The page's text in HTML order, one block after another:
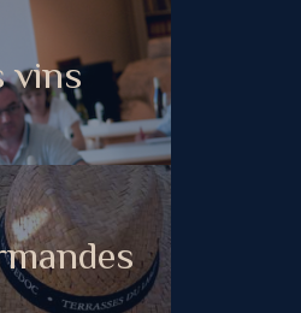
vins